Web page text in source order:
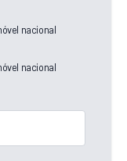
nacional
nacional